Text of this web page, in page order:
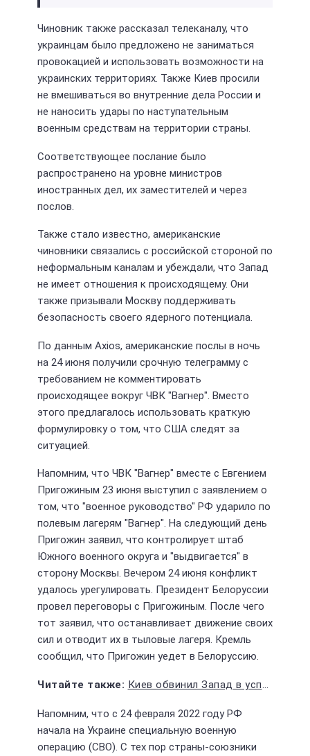
Чиновник также рассказал телеканалу, что
украинцам было предложено не заниматься
провокацией и использовать возможности на
украинских территориях. Также Киев просили
не вмешиваться во внутренние дела России и
не наносить удары по наступательным
военным средствам на территории страны.
Соответствующее послание было
распространено на уровне министров
иностранных дел, их заместителей и через
послов.
Также стало известно, американские
чиновники связались с российской стороной по
неформальным каналам и убеждали, что Запад
не имеет отношения к происходящему. Они
также призывали Москву поддерживать
безопасность своего ядерного потенциала.
По данным Axios, американские послы в ночь
на 24 июня получили срочную телеграмму с
требованием не комментировать
происходящее вокруг ЧВК "Вагнер". Вместо
этого предлагалось использовать краткую
формулировку о том, что США следят за
ситуацией.
Напомним, что ЧВК "Вагнер" вместе с Евгением
Пригожиным 23 июня выступил с заявлением о
том, что "военное руководство" РФ ударило по
полевым лагерям "Вагнер". На следующий день
Пригожин заявил, что контролирует штаб
Южного военного округа и "выдвигается" в
сторону Москвы. Вечером 24 июня конфликт
удалось урегулировать. Президент Белоруссии
провел переговоры с Пригожиным. После чего
тот заявил, что останавливает движение своих
сил и отводит их в тыловые лагеря. Кремль
сообщил, что Пригожин уедет в Белоруссию.
Киев обвинил Запад в успешном отражении Россией контрнаступления
Напомним, что с 24 февраля 2022 году РФ
начала на Украине специальную военную
операцию (СВО). С тех пор страны-союзники